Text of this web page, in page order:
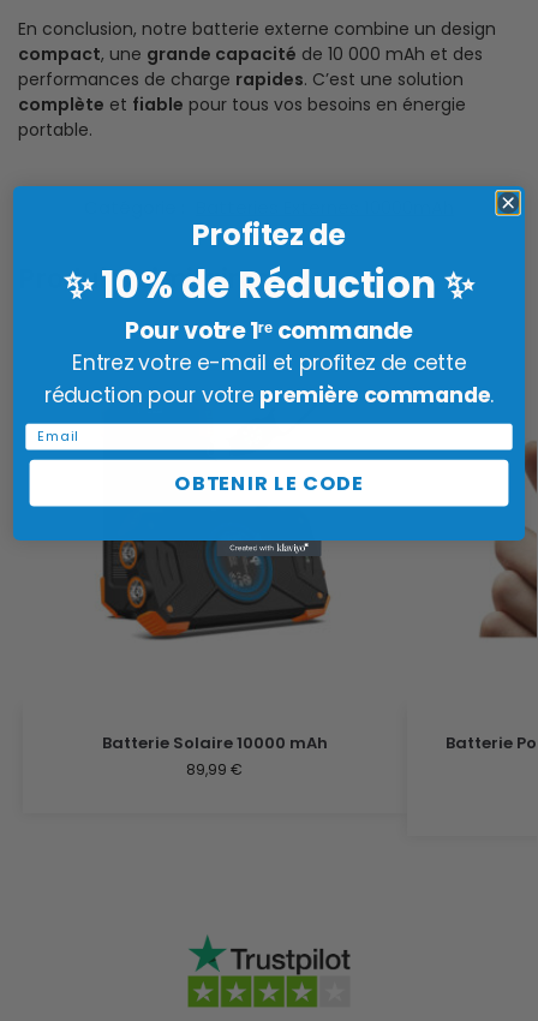
En conclusion, notre batterie externe combine un design
compact, une grande capacité de 10 000 mAh et des
performances de charge rapides. C’est une solution
complète et fiable pour tous vos besoins en énergie
portable.
Produits similaires
Batterie Solaire 10000 mAh
89,99€
Batterie
Profitez de
✨10% de Réduction✨
Pour votre 1ʳᵉ commande
Entrez votre e-mail et profitez de cette
réduction pour votre première commande.
Email
OBTENIR LE CODE